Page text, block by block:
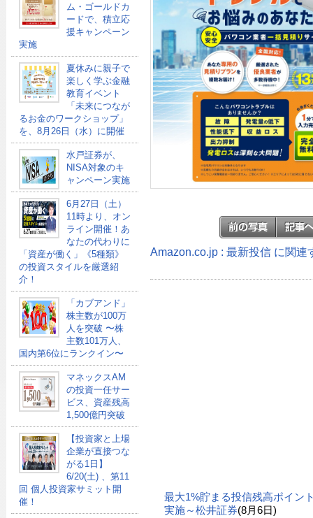
ム・ゴールドカ
ードで、積立応
援キャンペーン
実施
夏休みに親子で
楽しく学ぶ金融
教育イベント
「未来につなが
るお金のワークショップ」
を、8月26日（水）に開催
水戸証券が、
NISA対象のキ
ャンペーン実施
6月27日（土）
11時より、オン
ライン開催！あ
なたの代わりに
「資産が働く」《5種類》
の投資スタイルを厳選紹
介！
「カブアンド」
株主数が100万
人を突破 〜株
主数101万人、
国内第6位にランクイン〜
マネックスAM
の投資一任サー
ビス、資産残高
1,500億円突破
【投資家と上場
企業が直接つな
がる1日】
6/20(土) 、第11
回 個人投資家サミット開
催！
Amazon.co.jp : 最新投信 に関連
最大1%貯まる投信残高ポイン
実施～松井証券(8月6日)